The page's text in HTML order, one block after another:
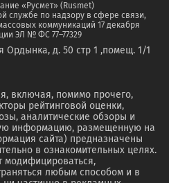
«Русмет» (Rusmet)
службе по надзору в сфере связи,
коммуникаций 17 декабря
ЭЛ № ФС 77–77329
Ордынка, д. 50 стр 1 ,помещ. 1/1
включая, помимо прочего,
рейтинговой оценки,
аналитические обзоры и
информацию, размещенную на
сайта) предназначены
в ознакомительных целях.
любым способом и в